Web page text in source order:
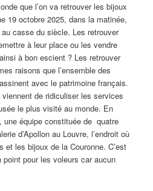
que l’on va retrouver les bijoux
19 octobre 2025, dans la matinée,
casse du siècle. Les retrouver
à leur place ou les vendre
à bon escient ? Les retrouver
raisons que l’ensemble des
avec le patrimoine français.
de ridiculiser les services
le plus visité au monde. En
une équipe constituée de quatre
d’Apollon au Louvre, l’endroit où
les bijoux de la Couronne. C’est
pour les voleurs car aucun